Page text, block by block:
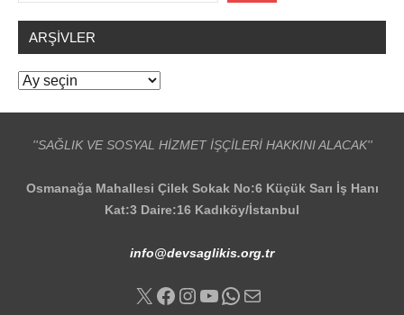
ARŞIVLER
Arşivler
''SAĞLIK VE SOSYAL HİZMET İŞÇİLERİ HAKKINI ALACAK''
Osmanağa Mahallesi Çilek Sokak No:6 Küçük Sarı İş Hanı
Kat:3 Daire:16 Kadıköy/İstanbul
info@devsaglikis.org.tr
X Facebook
Instagram
YouTube
WhatsApp
E-posta